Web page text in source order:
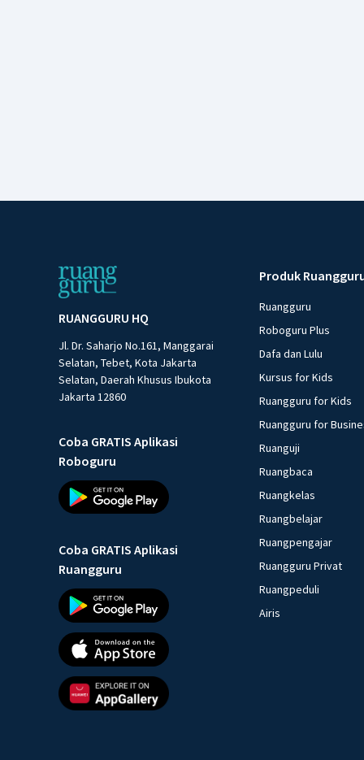
RUANGGURU HQ
Jl. Dr. Saharjo No.161, Manggarai
Selatan, Tebet, Kota Jakarta
Selatan, Daerah Khusus Ibukota
Jakarta 12860
Coba GRATIS Aplikasi
Roboguru
Coba GRATIS Aplikasi
Ruangguru
Produk
Ruangguru
Roboguru Plus
Dafa dan Lulu
Kursus for Kids
Ruangguru for Kids
Ruangguru for
Ruanguji
Ruangbaca
Ruangkelas
Ruangbelajar
Ruangpengajar
Ruangguru Privat
Ruangpeduli
Airis